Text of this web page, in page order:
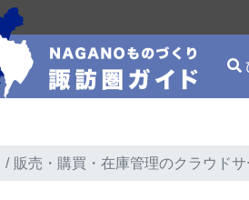
販売・購買・在庫管理のクラウドサ